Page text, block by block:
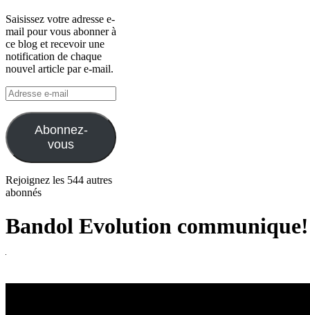
Saisissez votre adresse e-
mail pour vous abonner à
ce blog et recevoir une
notification de chaque
nouvel article par e-mail.
Adresse
e-
mail
Abonnez-
vous
Rejoignez les 544 autres
abonnés
Bandol Evolution communique!